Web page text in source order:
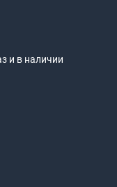
и в наличии